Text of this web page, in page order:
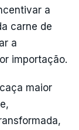
a
carne de
a
importação.
maior